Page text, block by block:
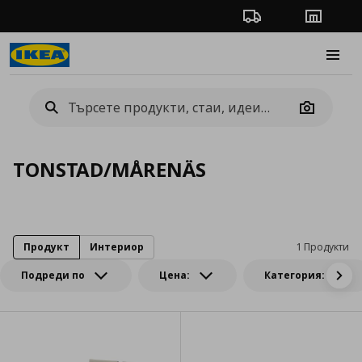
Проследяване на
Camera
TONSTAD/MÅRENÄS
Подреди по Цена: Категория:
1 Продукти
Продукт Интериор